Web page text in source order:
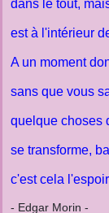
dans le tout,
est à l'intérieur
A un moment
sans que vous
quelque choses
se transforme,
c'est cela
- Edgar Morin -